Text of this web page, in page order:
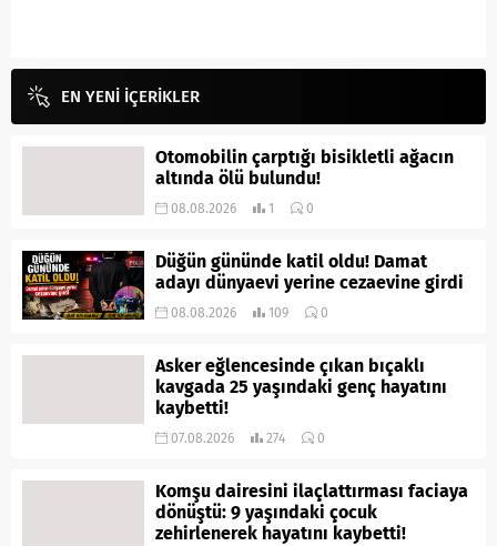
EN YENİ İÇERİKLER
Otomobilin çarptığı bisikletli ağacın
altında ölü bulundu!
08.08.2026 1 0
Düğün gününde katil oldu! Damat
adayı dünyaevi yerine cezaevine girdi
08.08.2026 109 0
Asker eğlencesinde çıkan bıçaklı
kavgada 25 yaşındaki genç hayatını
kaybetti!
07.08.2026 274 0
Komşu dairesini ilaçlattırması faciaya
dönüştü: 9 yaşındaki çocuk
zehirlenerek hayatını kaybetti!